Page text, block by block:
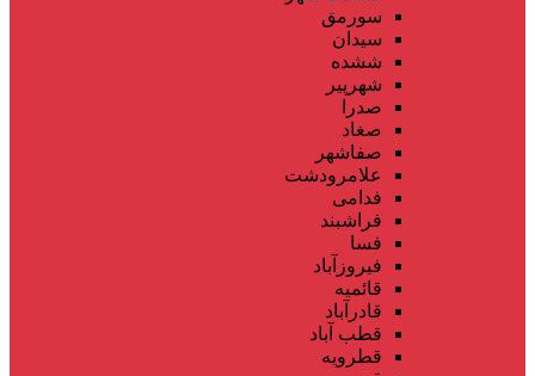
سورمق
سیدان
ششده
شهرپیر
صدرا
صغاد
صفاشهر
علامرودشت
فدامی
فراشبند
فسا
فیروزآباد
قائمیه
قادرآباد
قطب آباد
قطرویه